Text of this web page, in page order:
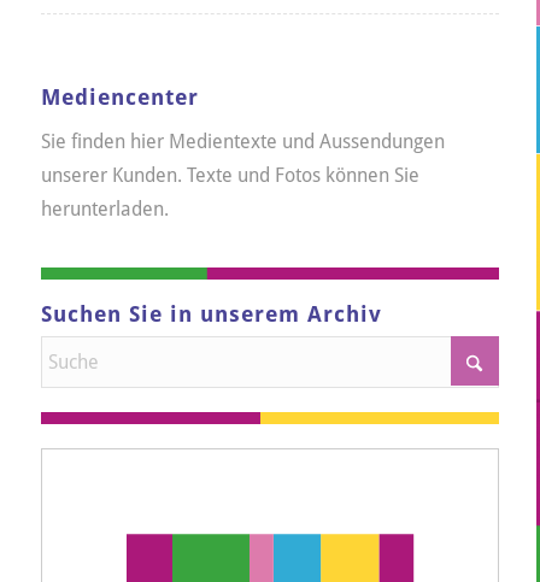
Mediencenter
Sie finden hier Medientexte und Aussendungen
unserer Kunden. Texte und Fotos können Sie
herunterladen.
Suchen Sie in unserem Archiv